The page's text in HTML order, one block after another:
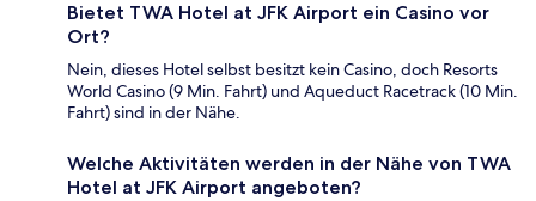
Bietet TWA Hotel at JFK Airport ein Casino vor
Ort?
Nein, dieses Hotel selbst besitzt kein Casino, doch Resorts
World Casino (9 Min. Fahrt) und Aqueduct Racetrack (10 Min.
Fahrt) sind in der Nähe.
Welche Aktivitäten werden in der Nähe von TWA
Hotel at JFK Airport angeboten?